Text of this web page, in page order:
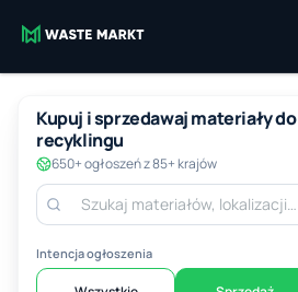
Kupuj i sprzedawaj materiały do
recyklingu
650+ ogłoszeń z 85+ krajów
Intencja ogłoszenia